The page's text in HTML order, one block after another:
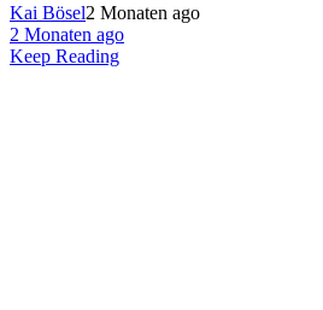
Kai Bösel2 Monaten ago
2 Monaten ago
Keep Reading